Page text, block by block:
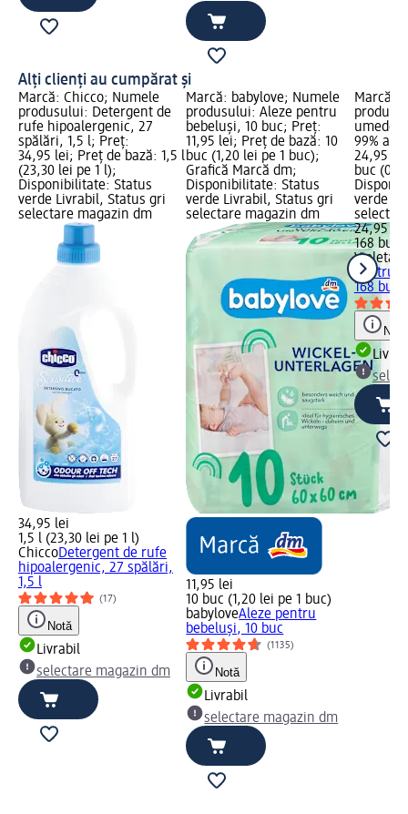
Alți clienți au cumpărat și
Marcă: Chicco; Numele
produsului: Detergent de
rufe hipoalergenic, 27
spălări, 1,5 l; Preț:
34,95 lei; Preț de bază: 1,5 l
(23,30 lei pe 1 l);
Disponibilitate: Status
verde Livrabil, Status gri
selectare magazin dm
34,95 lei
1,5 l (23,30 lei pe 1 l)
ChiccoDetergent de rufe
hipoalergenic, 27 spălări,
1,5 l
(17)
Notă
Livrabil
selectare magazin dm
Marcă: babylove; Numele
produsului: Aleze pentru
bebeluşi, 10 buc; Preț:
11,95 lei; Preț de bază: 10
buc (1,20 lei pe 1 buc);
Grafică Marcă dm;
Disponibilitate: Status
verde Livrabil, Status gri
selectare magazin dm
11,95 lei
10 buc (1,20 lei pe 1 buc)
babyloveAleze pentru
bebeluşi, 10 buc
(1135)
Notă
Livrabil
selectare magazin dm
Marcă:
umede
99%
24,95
buc
verde
24,95 lei
168 buc
Violeta
pentru
168 buc
Notă